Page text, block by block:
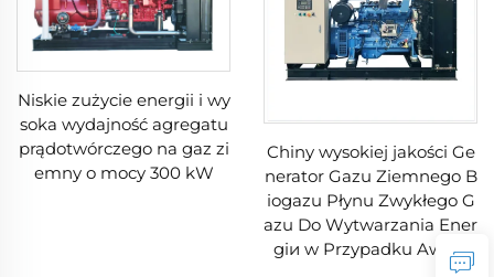
Niskie zużycie energii i wy
soka wydajność agregatu
prądotwórczego na gaz zi
emny o mocy 300 kW
Chiny wysokiej jakości Ge
nerator Gazu Ziemnego B
iogazu Płynu Zwykłego G
azu Do Wytwarzania Ener
giи w Przypadku Awarii